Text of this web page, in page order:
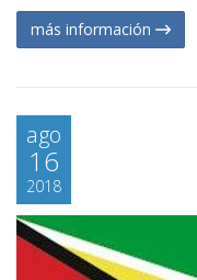
más información
ago
16
2018